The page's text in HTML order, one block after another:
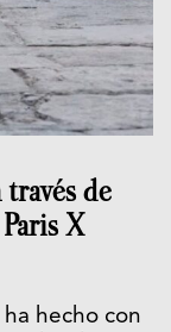
de
X
hecho con